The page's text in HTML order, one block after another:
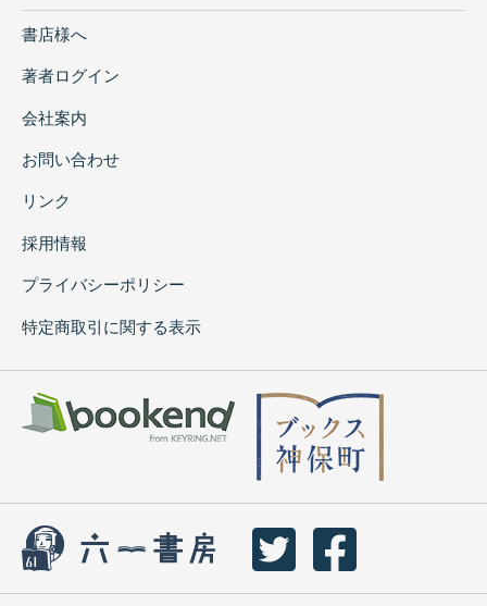
書店様へ
著者ログイン
会社案内
お問い合わせ
リンク
採用情報
プライバシーポリシー
特定商取引に関する表示